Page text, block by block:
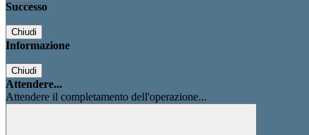
Successo
Chiudi
Informazione
Chiudi
Attendere...
Attendere il completamento dell'operazione...